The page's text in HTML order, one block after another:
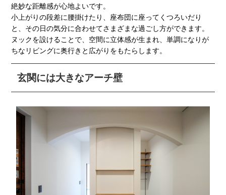
絶妙な距離感が心地よいです。
小上がりの段差に腰掛けたり、座布団に座ってくつろいだり
と、その日の気分に合わせてさまざまな過ごし方ができます。
ヌックを設けることで、空間に立体感が生まれ、単調になりが
ちなリビングに奥行きと広がりをもたらします。
玄関には大きなアーチ壁